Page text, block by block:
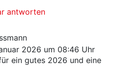
antworten
2026 um 08:46 Uhr
ein gutes 2026 und eine